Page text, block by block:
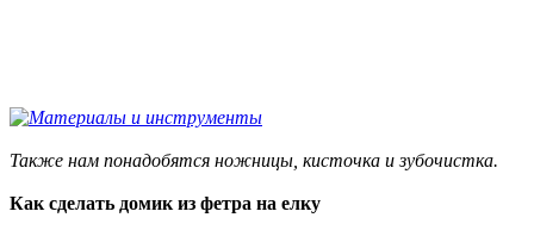
Также нам понадобятся ножницы, кисточка и зубочистка.
Как сделать домик из фетра на елку